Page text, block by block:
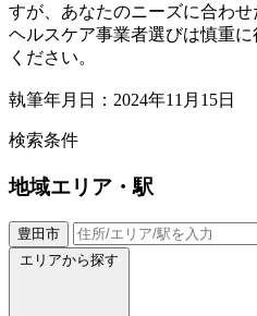
すが、あなたのニーズに合わせ
ヘルスケア事業者選びは慎重
ください。
執筆年月日：2024年11月15日
検索条件
地域エリア・駅
豊田市
エリアから探す